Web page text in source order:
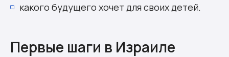
какого будущего хочет для своих детей.
Первые шаги в Израиле